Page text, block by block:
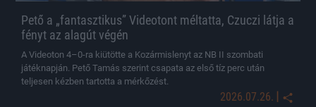
Pető a „fantasztikus” Videotont méltatta, Czuczi látja a
fényt az alagút végén
A Videoton 4–0-ra kiütötte a Kozármislenyt az NB II szombati
játéknapján. Pető Tamás szerint csapata az első tíz perc után
teljesen kézben tartotta a mérkőzést.
2026.07.26. |